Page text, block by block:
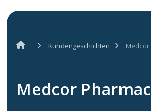
Kundengeschichten Medcor
Medcor